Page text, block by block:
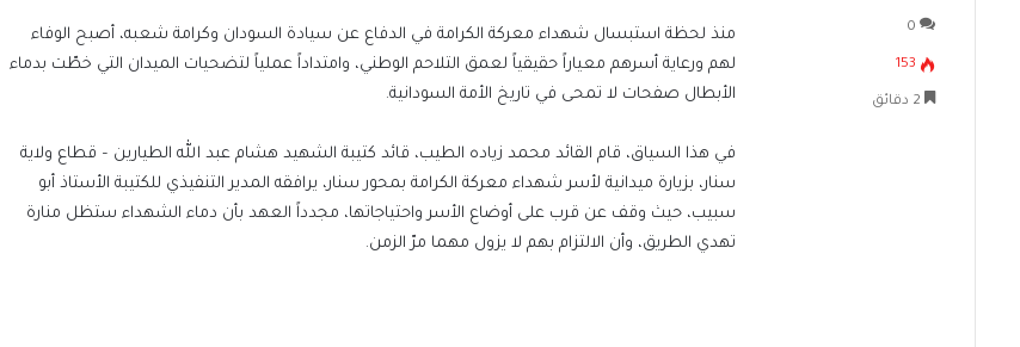
منذ لحظة استبسال شهداء معركة الكرامة في الدفاع عن سيادة السودان وكرامة شعبه، أصبح الوفاء
لهم ورعاية أسرهم معياراً حقيقياً لعمق التلاحم الوطني، وامتداداً عملياً لتضحيات الميدان التي خطّت بدماء
الأبطال صفحات لا تمحى في تاريخ الأمة السودانية.
في هذا السياق، قام القائد محمد زياده الطيب، قائد كتيبة الشهيد هشام عبد الله الطيارين – قطاع ولاية
سنار، بزيارة ميدانية لأسر شهداء معركة الكرامة بمحور سنار، يرافقه المدير التنفيذي للكتيبة الأستاذ أبو
سبيب، حيث وقف عن قرب على أوضاع الأسر واحتياجاتها، مجدداً العهد بأن دماء الشهداء ستظل منارة
تهدي الطريق، وأن الالتزام بهم لا يزول مهما مرّ الزمن.
0
153